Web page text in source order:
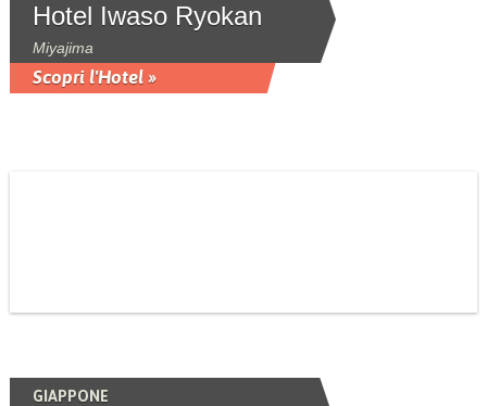
Hotel Iwaso Ryokan
Miyajima
Scopri l'Hotel »
GIAPPONE